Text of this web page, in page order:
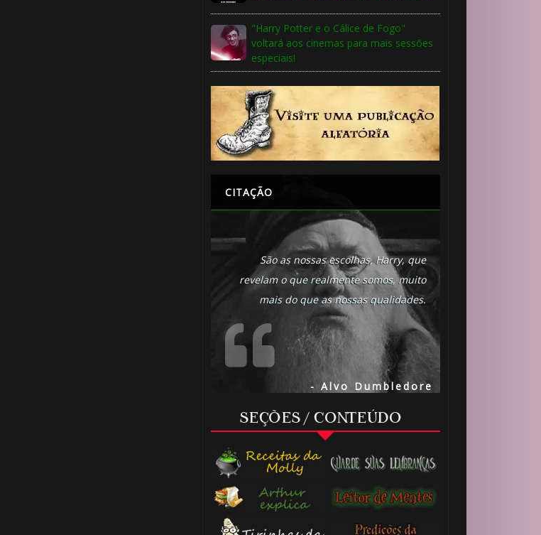
"Harry Potter e o Cálice de Fogo"
voltará aos cinemas para mais sessões
especiais!
CITAÇÃO
São as nossas escolhas, Harry, que
revelam o que realmente somos, muito
mais do que as nossas qualidades.
- Alvo Dumbledore
SEÇÕES / CONTEÚDO